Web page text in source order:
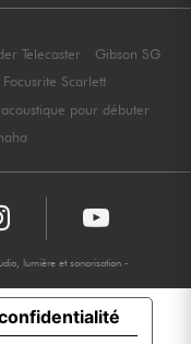
Telecaster
Gibson SG
Focusrite Scarlett
pour débuter
lumière et sonorisation -